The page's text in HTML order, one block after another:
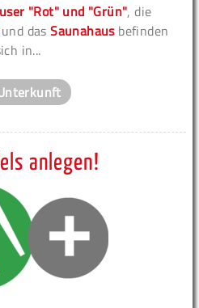
"Rot" und "Grün", die
und dasSaunahausbefinden
in...
anlegen!